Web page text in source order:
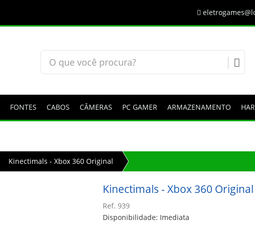
FONTES CABOS CÂMERAS PC GAMER ARMAZENAMENTO
Kinectimals - Xbox 360 Original
Kinectimals - Xbox 360 Original
Ref. 939
Disponibilidade: Imediata